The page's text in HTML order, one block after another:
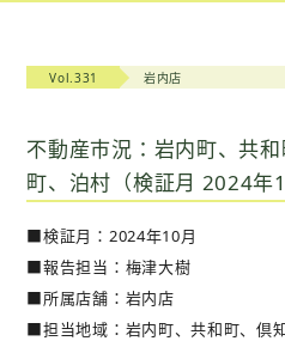
スタッフ紹介
不動産売却物語
不動産市況
不動産売却のヒント
スタッフ ブログ
Vol.331 岩内店
不動産市況：岩内町、共
町、泊村（検証月 2024年
■検証月：2024年10月
■報告担当：梅津大樹
■所属店舗：岩内店
■担当地域：岩内町、共和町、倶